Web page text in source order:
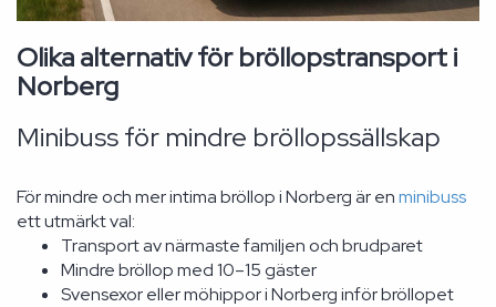
Olika alternativ för bröllopstransport i
Norberg
Minibuss för mindre bröllopssällskap
För mindre och mer intima bröllop i Norberg är enminibuss
ett utmärkt val:
Transport av närmaste familjen och brudparet
Mindre bröllop med 10–15 gäster
Svensexor eller möhippor i Norberg inför bröllopet